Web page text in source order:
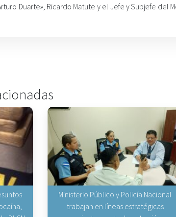
Duarte», Ricardo Matute y el Jefe y Subjefe del
Ministerio Público y Policía Nacional
trabajan en líneas estratégicas